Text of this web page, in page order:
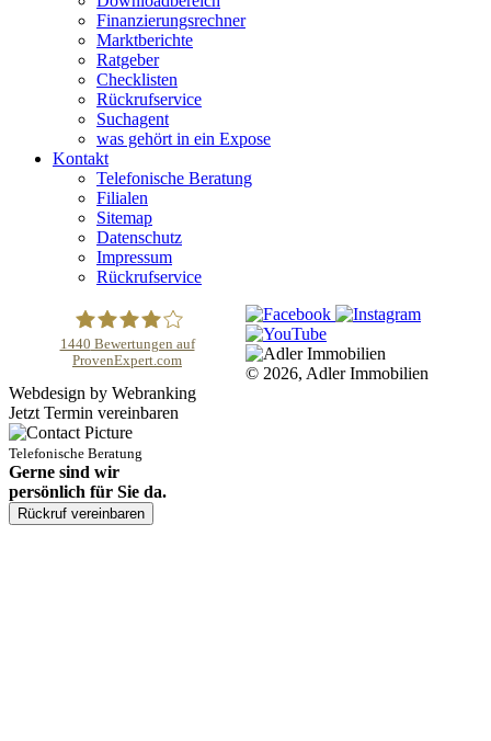
Finanzierungsrechner
Marktberichte
Ratgeber
Checklisten
Rückrufservice
Suchagent
was gehört in ein Expose
Kontakt
Telefonische Beratung
Filialen
Sitemap
Datenschutz
Impressum
Rückrufservice
Adler Immobilien
1440 Bewertungen auf
ProvenExpert.com
© 2026, Adler Immobilien
Webdesign by Webranking
Jetzt Termin vereinbaren
Telefonische Beratung
Gerne sind wir
persönlich für Sie da.